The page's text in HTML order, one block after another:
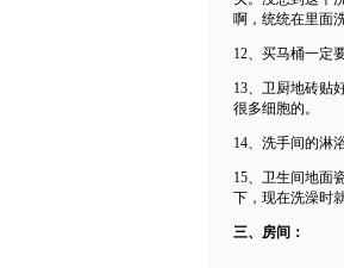
啊，统统在里面
12、买马桶一定
13、卫厨地砖贴
很多细胞的。
14、洗手间的淋
15、卫生间地面
下，现在洗澡时
三、房间：